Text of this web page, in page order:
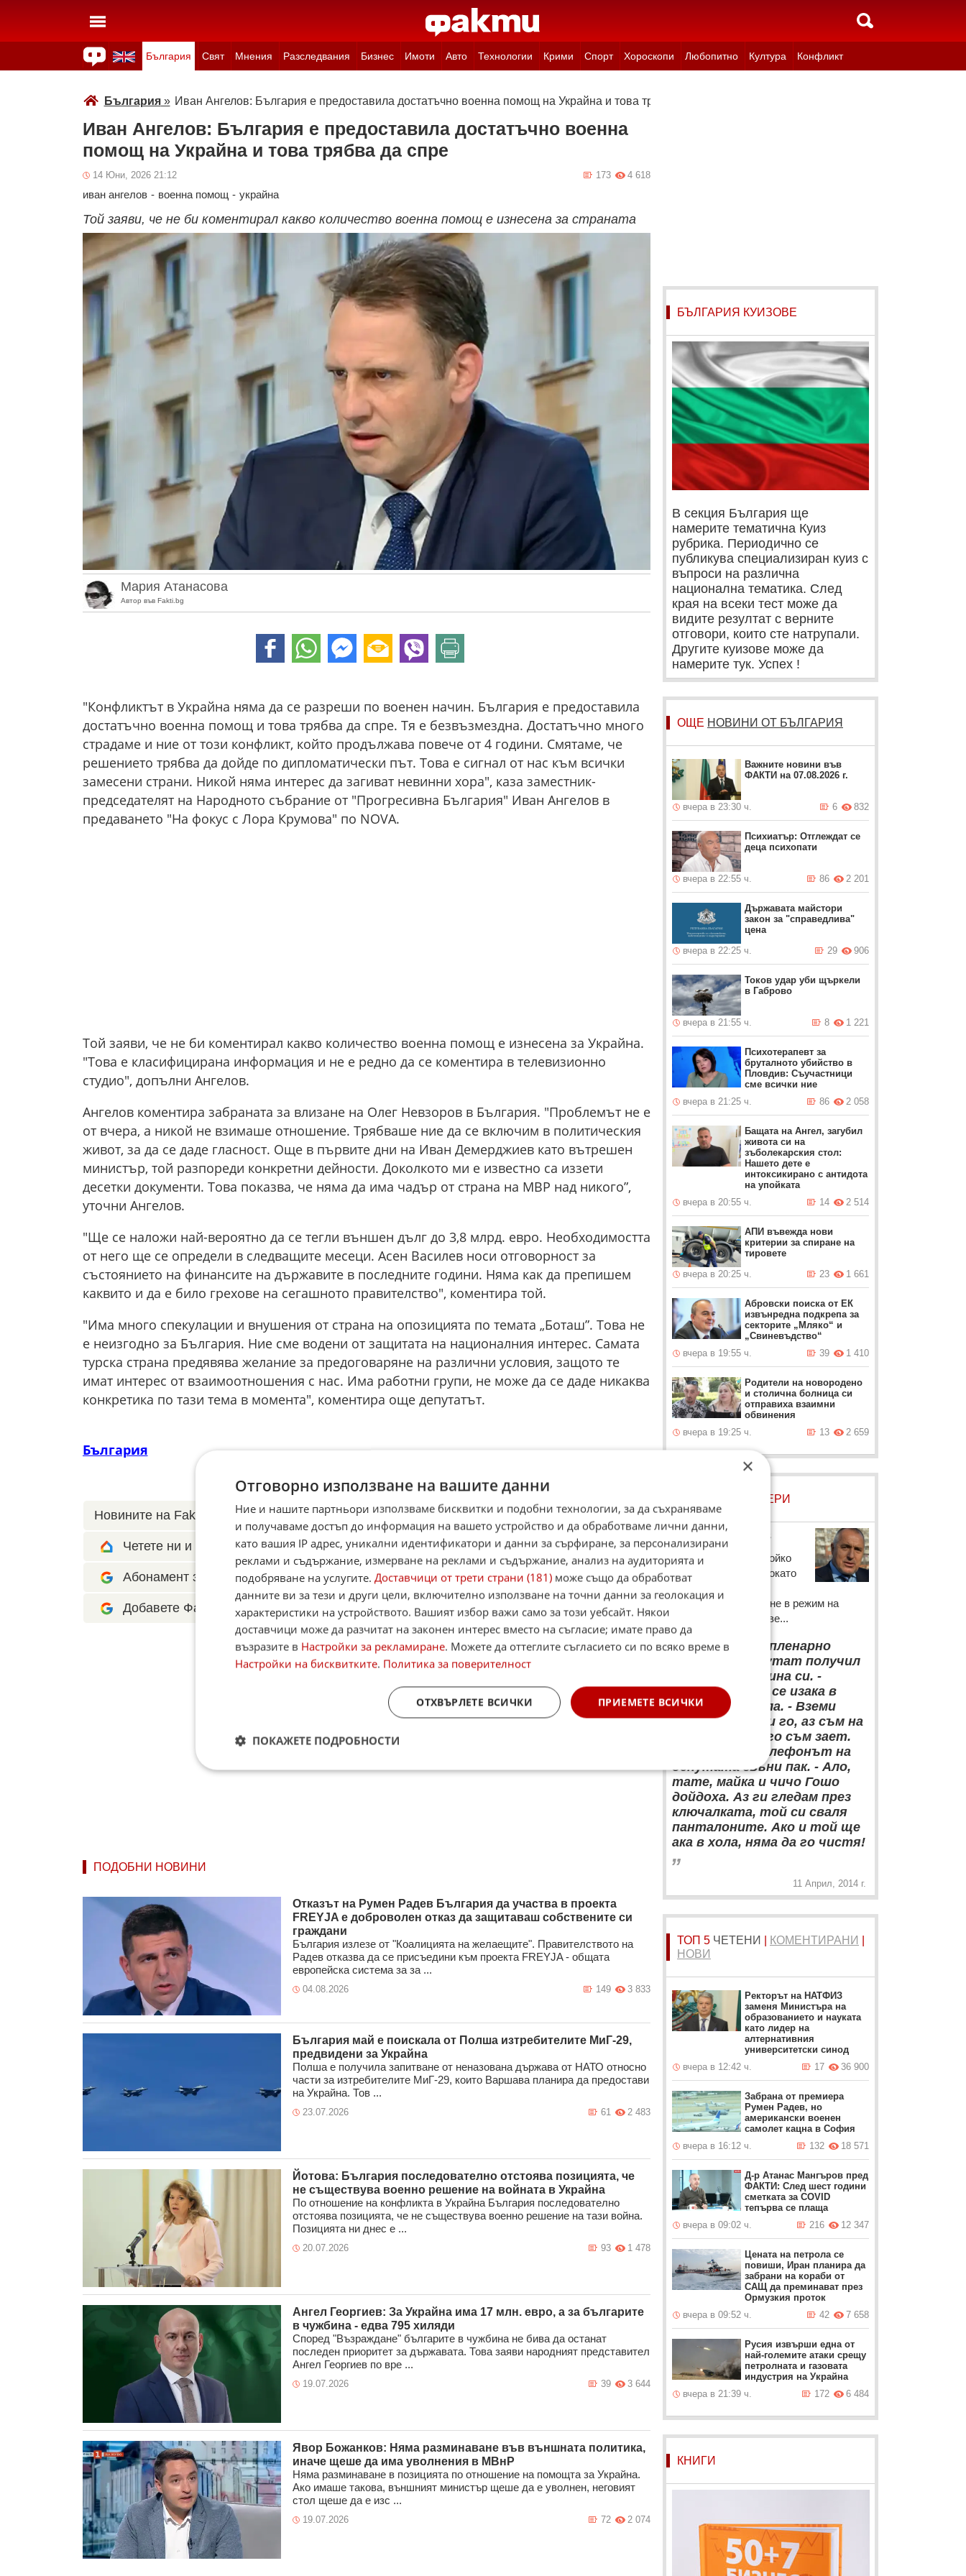
България Свят Мнения Разследвания Бизнес Имоти Авто Технологии Крими Спорт Хороскопи Любопитно Култура Конфликт
България» Иван Ангелов: България е предоставила достатъчно военна помощ на Украйна и това трябва да спре
Иван Ангелов: България е предоставила достатъчно военна
помощ на Украйна и това трябва да спре
14 Юни, 2026 21:12 4 618
173
иван ангелов - военна помощ - украйна
Той заяви, че не би коментирал какво количество военна помощ е изнесена за страната
Мария Атанасова
Автор във Fakti.bg
"Конфликтът в Украйна няма да се разреши по военен начин. България е предоставила
достатъчно военна помощ и това трябва да спре. Тя е безвъзмездна. Достатъчно много
страдаме и ние от този конфликт, който продължава повече от 4 години. Смятаме, че
решението трябва да дойде по дипломатически път. Това е сигнал от нас към всички
замесени страни. Никой няма интерес да загиват невинни хора", каза заместник-
председателят на Народното събрание от "Прогресивна България" Иван Ангелов в
предаването "На фокус с Лора Крумова" по NOVA.
Той заяви, че не би коментирал какво количество военна помощ е изнесена за Украйна.
"Това е класифицирана информация и не е редно да се коментира в телевизионно
студио", допълни Ангелов.
Ангелов коментира забраната за влизане на Олег Невзоров в България. "Проблемът не е
от вчера, а никой не взимаше отношение. Трябваше ние да се включим в политическия
живот, за да се даде гласност. Още в първите дни на Иван Демерджиев като вътрешен
министър, той разпореди конкретни дейности. Доколкото ми е известно са иззети
десетки документи. Това показва, че няма да има чадър от страна на МВР над никого”,
уточни Ангелов.
"Ще се наложи най-вероятно да се тегли външен дълг до 3,8 млрд. евро. Необходимостта
от него ще се определи в следващите месеци. Асен Василев носи отговорност за
състоянието на финансите на държавите в последните години. Няма как да препишем
каквито и да е било грехове на сегашното правителство", коментира той.
"Има много спекулации и внушения от страна на опозицията по темата „Боташ”. Това не
е неизгодно за България. Ние сме водени от защитата на националния интерес. Самата
турска страна предявява желание за предоговаряне на различни условия, защото те
имат интерес от взаимоотношения с нас. Има работни групи, не може да се даде никаква
конкретика по тази тема в момента", коментира още депутатът.
България
Новините на Fakti.bg – във Facebook,Instagram,YouTube ,канал Viber,X
Четете ни и в Google News Showcase
Абонамент за Факти.БГ в Google Alerts
Добавете Факти.БГ като предпочитан източник в Google
ПОДОБНИ НОВИНИ
Отказът на Румен Радев България да участва в проекта
FREYJA е доброволен отказ да защитаваш собствените си
граждани
България излезе от "Коалицията на желаещите". Правителството на
Радев отказва да се присъедини към проекта FREYJA - общата
европейска система за за ...
04.08.2026 3 833
149
България май е поискала от Полша изтребителите МиГ-29,
предвидени за Украйна
Полша е получила запитване от неназована държава от НАТО относно
части за изтребителите МиГ-29, които Варшава планира да предостави
на Украйна. Тов ...
23.07.2026 2 483
61
Йотова: България последователно отстоява позицията, че
не съществува военно решение на войната в Украйна
По отношение на конфликта в Украйна България последователно
отстоява позицията, че не съществува военно решение на тази война.
Позицията ни днес е ...
20.07.2026 1 478
93
Ангел Георгиев: За Украйна има 17 млн. евро, а за българите
в чужбина - едва 795 хиляди
Според "Възраждане" българите в чужбина не бива да останат
последен приоритет за държавата. Това заяви народният представител
Ангел Георгиев по вре ...
19.07.2026 3 644
39
Явор Божанков: Няма разминаване във външната политика,
иначе щеше да има уволнения в МВнР
Няма разминаване в позицията по отношение на помощта за Украйна.
Ако имаше такова, външният министър щеше да е уволнен, неговият
стол щеше да е изс ...
19.07.2026 2 074
72
БЪЛГАРИЯ КУИЗОВЕ
В секция България ще
намерите тематична Куиз
рубрика. Периодично се
публикува специализиран куиз с
въпроси на различна
национална тематика. След
края на всеки тест може да
видите резултат с верните
отговори, които сте натрупали.
Другите куизове може да
намерите тук. Успех !
ОЩЕ НОВИНИ ОТ БЪЛГАРИЯ
Важните новини във
ФАКТИ на 07.08.2026 г.
вчера в 23:30 ч. 832
6
Психиатър: Отглеждат се
деца психопати
вчера в 22:55 ч. 2 201
86
Държавата майстори
закон за "справедлива"
цена
вчера в 22:25 ч.
906
29
Токов удар уби щъркели
в Габрово
вчера в 21:55 ч. 1 221
8
Психотерапевт за
бруталното убийство в
Пловдив: Съучастници
сме всички ние
вчера в 21:25 ч.
2 058
86
Бащата на Ангел, загубил
живота си на
зъболекарския стол:
Нашето дете е
интоксикирано с антидотa
на упойката
вчера в 20:55 ч.
2 514
14
АПИ въвежда нови
критерии за спиране на
тировете
вчера в 20:25 ч.
1 661
23
Абровски поиска от ЕК
извънредна подкрепа за
секторите „Мляко“ и
„Свиневъдство“
вчера в 19:55 ч.
1 410
39
Родители на новородено
и столична болница си
отправиха взаимни
обвинения
вчера в 19:25 ч.
2 659
13
ЛОВЦИ НА БИСЕРИ
Бойко Борисов
Лидерът на ГЕРБ Бойко
Борисов реши, че докато
кворум, може да мине в режим на
разказване на вицове...
“ По време на пленарно
заседание депутат получил
обаждане от сина си. -
Татко, кучето се изака в
средата на хола. - Вземи
мерки, почисти го, аз съм на
заседание много съм зает.
След малко телефонът на
депутата звъни пак. - Ало,
тате, майка и чичо Гошо
дойдоха. Аз ги гледам през
ключалката, той си сваля
панталоните. Ако и той ще
ака в хола, няма да го чистя!
„
11 Април, 2014 г.
ТОП 5 ЧЕТЕНИ КОМЕНТИРАНИ
НОВИ
Ректорът на НАТФИЗ
заменя Министъра на
образованието и науката
като лидер на
алтернативния
университетски синод
вчера в 12:42 ч.
36 900
17
Забрана от премиера
Румен Радев, но
американски военен
самолет кацна в София
вчера в 16:12 ч.
18 571
132
Д-р Атанас Мангъров пред
ФАКТИ: След шест години
сметката за COVID
тепърва се плаща
вчера в 09:02 ч.
12 347
216
Цената на петрола се
повиши, Иран планира да
забрани на кораби от
САЩ да преминават през
Ормузкия проток
вчера в 09:52 ч.
7 658
42
Русия извърши една от
най-големите атаки срещу
петролната и газовата
индустрия на Украйна
вчера в 21:39 ч.
6 484
172
КНИГИ
×
Отговорно използване на вашите данни
Ние и нашите партньори използваме бисквитки и подобни технологии, за да съхраняваме
и получаваме достъп до информация на вашето устройство и да обработваме лични данни,
като вашия IP адрес, уникални идентификатори и данни за сърфиране, за персонализирани
реклами и съдържание, измерване на реклами и съдържание, анализ на аудиторията и
подобряване на услугите. Доставчици от трети страни (181) може също да обработват
данните ви за тези и други цели, включително използване на точни данни за геолокация и
характеристики на устройството. Вашият избор важи само за този уебсайт. Някои
доставчици може да разчитат на законен интерес вместо на съгласие; имате право да
възразите в Настройки за рекламиране. Можете да оттеглите съгласието си по всяко време в
Настройки на бисквитките. Политика за поверителност
ПРИЕМЕТЕ ВСИЧКИ
ОТХВЪРЛЕТЕ ВСИЧКИ
ПОКАЖЕТЕ ПОДРОБНОСТИ